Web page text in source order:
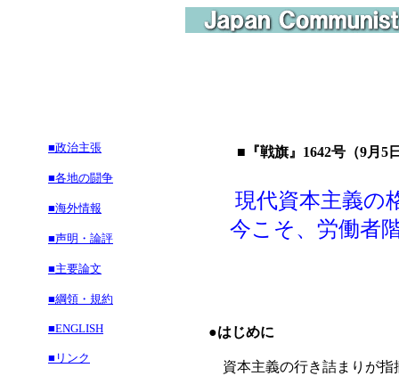
■政治主張
■各地の闘争
■海外情報
■声明・論評
■主要論文
■綱領・規約
■ENGLISH
■リンク
■『戦旗』1642号（9月5
現代資本主義の
今こそ、労働者
●はじめに
資本主義の行き詰まりが指